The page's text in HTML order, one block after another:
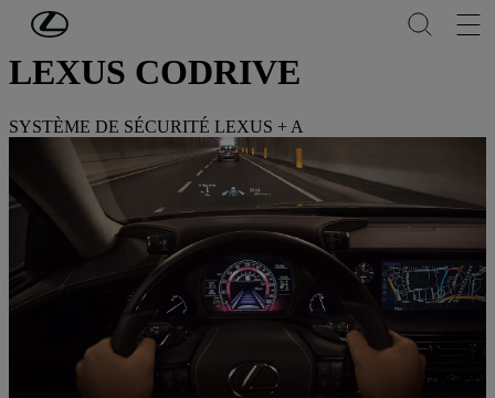
Passer au contenu principal
LEXUS CODRIVE
SYSTÈME DE SÉCURITÉ LEXUS + A